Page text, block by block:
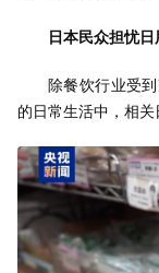
日本民众担忧
除餐饮行业受
的日常生活中，相关